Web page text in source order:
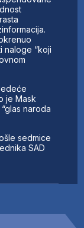
naloge “koji
je Mask
naroda
sedmice
SAD